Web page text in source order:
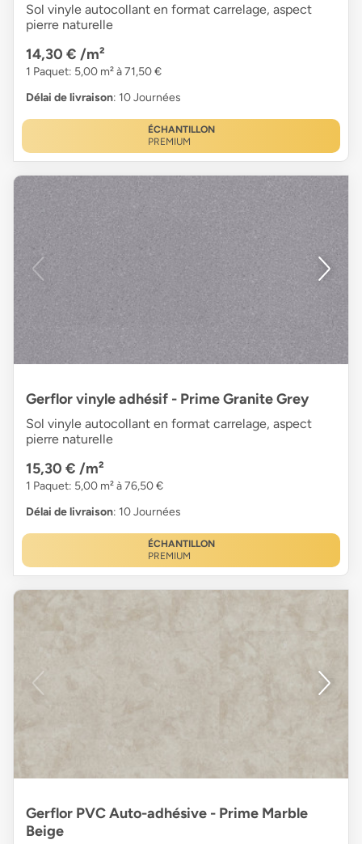
Sol vinyle autocollant en format carrelage, aspect
pierre naturelle
14,30 € /m²
1 Paquet: 5,00 m² à 71,50 €
Délai de livraison: 10 Journées
ÉCHANTILLON
PREMIUM
Gerflor vinyle adhésif - Prime Granite Grey
Sol vinyle autocollant en format carrelage, aspect
pierre naturelle
15,30 € /m²
1 Paquet: 5,00 m² à 76,50 €
Délai de livraison: 10 Journées
ÉCHANTILLON
PREMIUM
Gerflor PVC Auto-adhésive - Prime Marble
Beige